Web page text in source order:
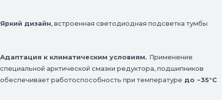
Яркий дизайн, встроенная светодиодная подсветка тумбы
Адаптация к климатическим условиям. Применение
специальной арктической смазки редуктора, подшипников
обеспечивает работоспособность при температуре до −35°C